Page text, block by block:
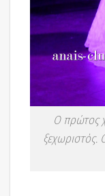
Ο πρώτος
ξεχωριστός.